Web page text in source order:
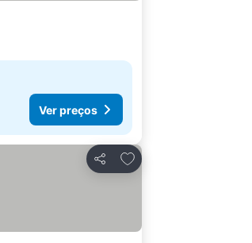
Ver preços
Partilhar
Adicionar aos favoritos